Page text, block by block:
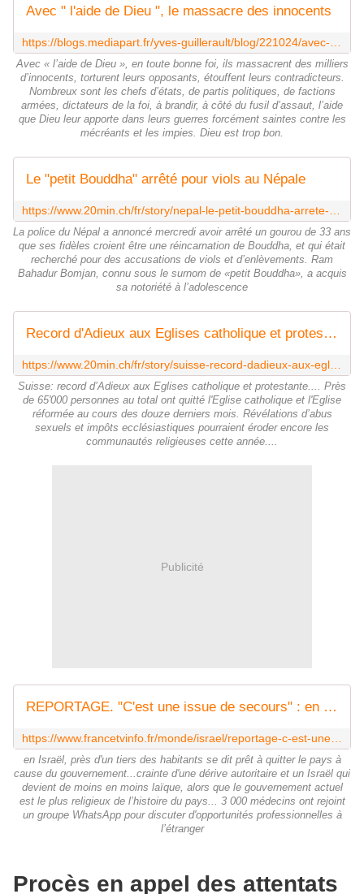
Avec " l'aide de Dieu ", le massacre des innocents
Avec « l’aide de Dieu », en toute bonne foi, ils massacrent des milliers
d’innocents, torturent leurs opposants, étouffent leurs contradicteurs.
Nombreux sont les chefs d’états, de partis politiques, de factions
armées, dictateurs de la foi, à brandir, à côté du fusil d’assaut, l’aide
que Dieu leur apporte dans leurs guerres forcément saintes contre les
mécréants et les impies. Dieu est trop bon.
Le "petit Bouddha" arrêté pour viols au Népale
La police du Népal a annoncé mercredi avoir arrêté un gourou de 33 ans
que ses fidèles croient être une réincarnation de Bouddha, et qui était
recherché pour des accusations de viols et d’enlèvements. Ram
Bahadur Bomjan, connu sous le surnom de «petit Bouddha», a acquis
sa notoriété à l’adolescence
Record d'Adieux aux Eglises catholique et protestante en Suisse
Suisse: record d’Adieux aux Eglises catholique et protestante.... Près
de 65'000 personnes au total ont quitté l'Eglise catholique et l'Eglise
réformée au cours des douze derniers mois. Révélations d’abus
sexuels et impôts ecclésiastiques pourraient éroder encore les
communautés religieuses cette année....
Publicité
REPORTAGE. "C'est une issue de secours" : en Israël, près d'un tiers des habitants se dit prêt à quitter le pays à cause du gouvernement
en Israël, près d'un tiers des habitants se dit prêt à quitter le pays à
cause du gouvernement...crainte d'une dérive autoritaire et un Israël qui
devient de moins en moins laïque, alors que le gouvernement actuel
est le plus religieux de l’histoire du pays... 3 000 médecins ont rejoint
un groupe WhatsApp pour discuter d'opportunités professionnelles à
l’étranger
Procès en appel des attentats